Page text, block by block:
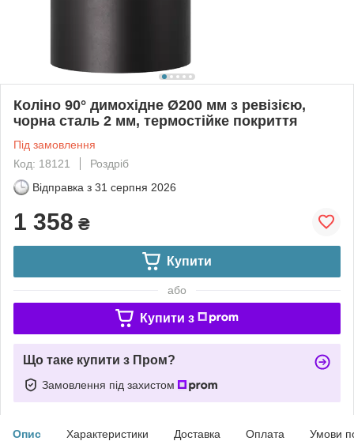
Коліно 90° димохідне Ø200 мм з ревізією,
чорна сталь 2 мм, термостійке покриття
Під замовлення
Код: 18121
Роздріб
Відправка з 31 серпня 2026
1 358 ₴
Купити
або
Купити з
Що таке купити з Пром?
Замовлення під захистом
Опис Характеристики Доставка Оплата Умови